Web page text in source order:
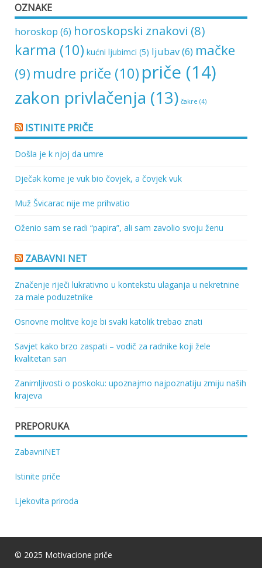
OZNAKE
horoskop (6) horoskopski znakovi (8)
karma (10) kućni ljubimci (5) ljubav(6) mačke
(9) mudre priče (10) priče (14)
zakon privlačenja (13) čakre (4)
ISTINITE PRIČE
Došla je k njoj da umre
Dječak kome je vuk bio čovjek, a čovjek vuk
Muž Švicarac nije me prihvatio
Oženio sam se radi “papira”, ali sam zavolio svoju ženu
ZABAVNI NET
Značenje riječi lukrativno u kontekstu ulaganja u nekretnine
za male poduzetnike
Osnovne molitve koje bi svaki katolik trebao znati
Savjet kako brzo zaspati – vodič za radnike koji žele
kvalitetan san
Zanimljivosti o poskoku: upoznajmo najpoznatiju zmiju naših
krajeva
PREPORUKA
ZabavniNET
Istinite priče
Ljekovita priroda
© 2025 Motivacione priče